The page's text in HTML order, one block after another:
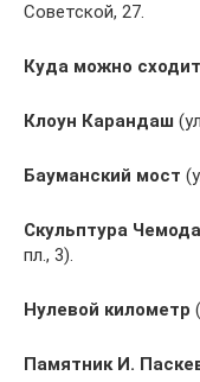
Советской, 27.
Куда можно
Клоун Карандаш
Бауманский мост
Скульптура
пл., 3).
Нулевой километр
Памятник И.